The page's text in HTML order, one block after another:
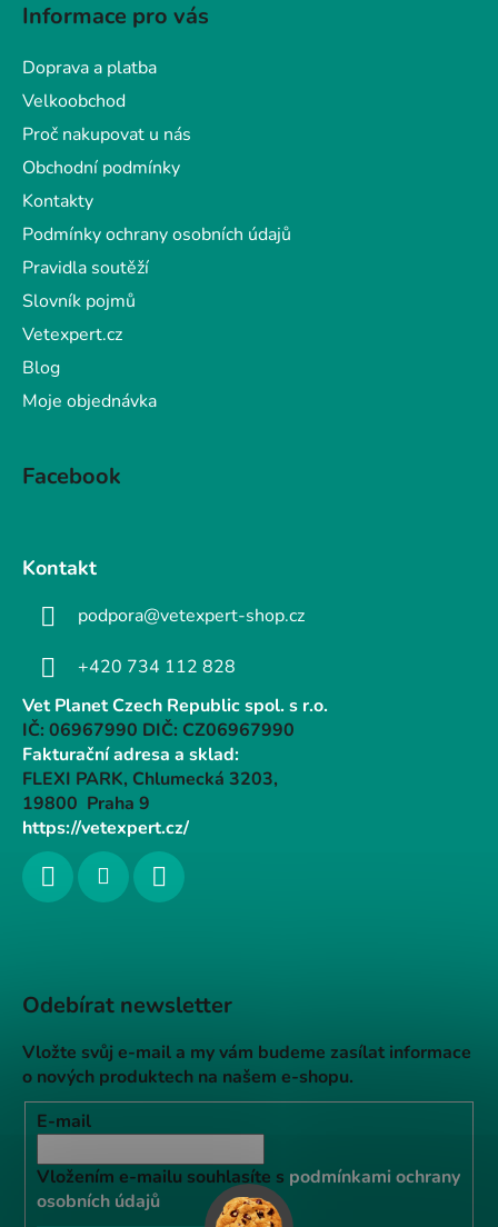
Informace pro vás
Doprava a platba
Velkoobchod
Proč nakupovat u nás
Obchodní podmínky
Kontakty
Podmínky ochrany osobních údajů
Pravidla soutěží
Slovník pojmů
Vetexpert.cz
Blog
Moje objednávka
Facebook
Kontakt
podpora@vetexpert-shop.cz
+420 734 112 828
Vet Planet Czech Republic spol. s r.o.
IČ: 06967990 DIČ: CZ06967990
Fakturační adresa a sklad:
FLEXI PARK, Chlumecká 3203,
19800 Praha 9
https://vetexpert.cz/
Odebírat newsletter
Vložte svůj e-mail a my vám budeme zasílat informace
o nových produktech na našem e-shopu.
E-mail
Vložením e-mailu souhlasíte s podmínkami ochrany
osobních údajů